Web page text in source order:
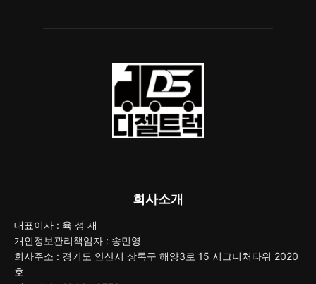
회사소개
대표이사 : 육 성 재
개인정보관리책임자 : 송민영
회사주소 : 경기도 안산시 상록구 해양3로 15 시그니처타워 2020
호